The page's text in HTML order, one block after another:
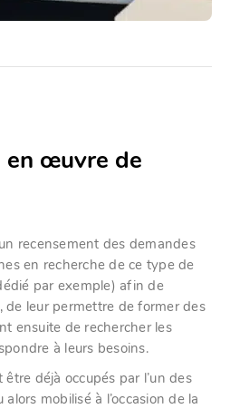
en œuvre de
recensement des demandes
en recherche de ce type de
par exemple) afin de
de leur permettre de former des
ensuite de rechercher les
à leurs besoins.
déjà occupés par l’un des
alors mobilisé à l’occasion de la